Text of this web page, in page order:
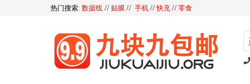
热门搜索: 数据线 // 贴膜// 手机//快充//零食